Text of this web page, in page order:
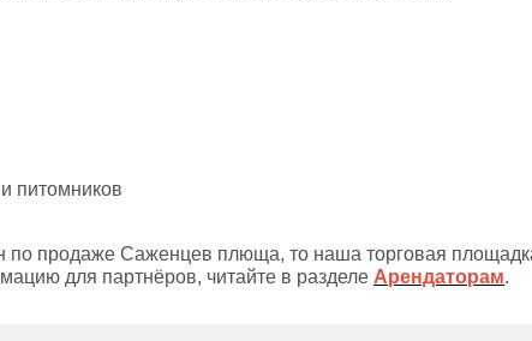
питомников
по продаже Саженцев плюща, то наша торговая
для партнёров, читайте в разделе Арендаторам.